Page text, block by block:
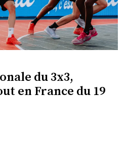
du 3x3,
en France du 19